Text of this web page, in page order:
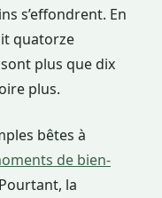
s’effondrent. En
quatorze
plus que dix
plus.
bêtes à
de bien-
la